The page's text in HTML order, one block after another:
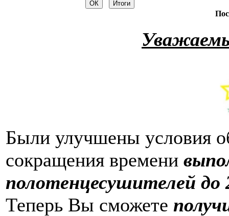
Были улучшены условия
сокращения времени
полотенцесушителей до
Теперь Вы сможете